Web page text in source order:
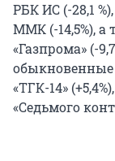
РБК ИС (-28,1
ММК (-14,5%), а
«Газпрома» (-
обыкновенные
«ТГК-14»
«Седьмого